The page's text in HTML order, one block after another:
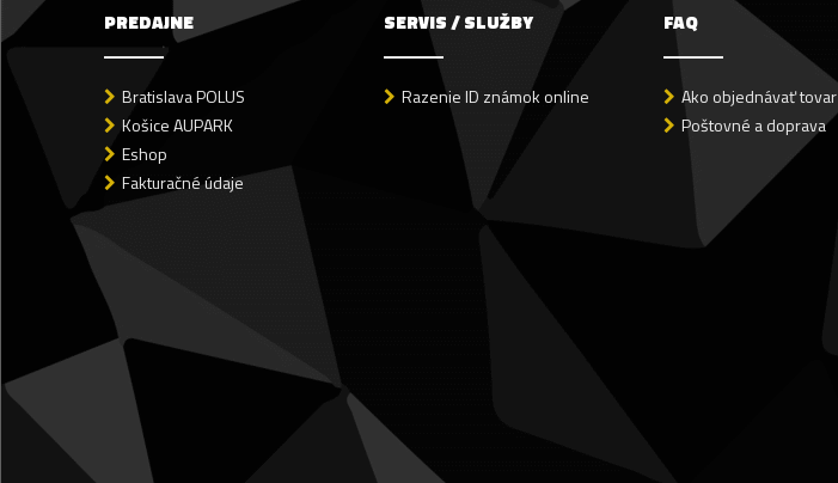
PREDAJNE
Bratislava POLUS
Košice AUPARK
Eshop
Fakturačné údaje
SERVIS / SLUŽBY
Razenie ID známok online
FAQ
Ako objednávať tovar
Poštovné a doprava